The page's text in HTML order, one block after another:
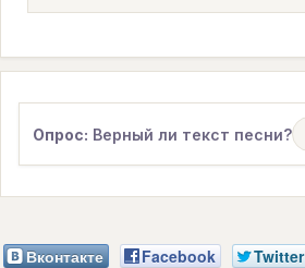
Опрос: Верный ли текст песни?
Вконтакте Facebook Twitter